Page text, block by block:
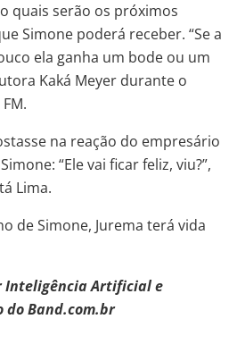
quais serão os próximos
Simone poderá receber. “Se a
ela ganha um bode ou um
Kaká Meyer durante o
na reação do empresário
“Ele vai ficar feliz, viu?”,
Lima.
de Simone, Jurema terá vida
Inteligência Artificial e
do Band.com.br